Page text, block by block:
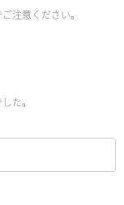
注意ください。
た。